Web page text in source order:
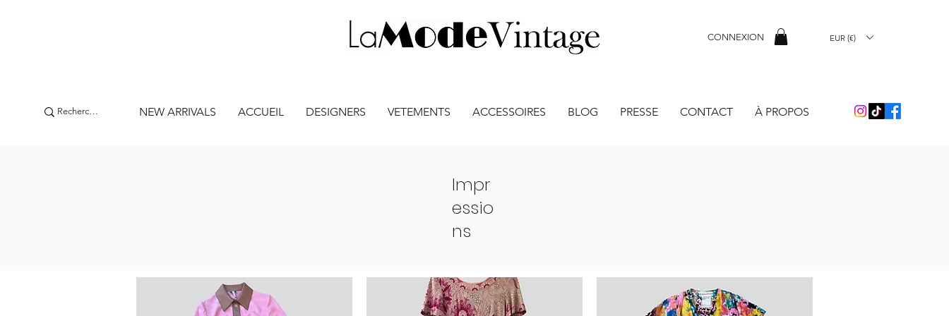
CONNEXION EUR (€)
NEW ARRIVALS ACCUEIL DESIGNERS VETEMENTS ACCESSOIRES BLOG PRESSE CONTACT À PROPOS
Impr
essio
ns